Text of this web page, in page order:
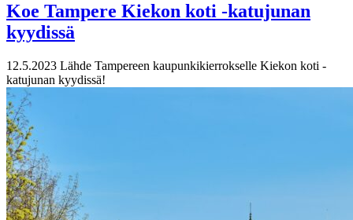
Koe Tampere Kiekon koti -katujunan
kyydissä
12.5.2023 Lähde Tampereen kaupunkikierrokselle Kiekon koti -
katujunan kyydissä!